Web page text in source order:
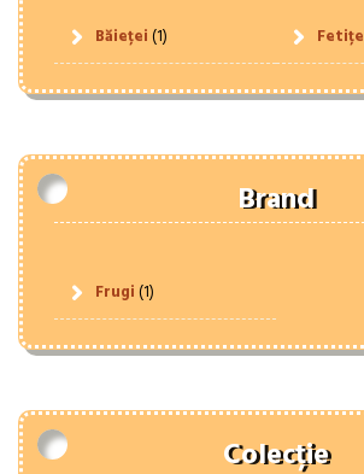
Băieței(1) Fetițe
Brand
Frugi(1)
Colecție